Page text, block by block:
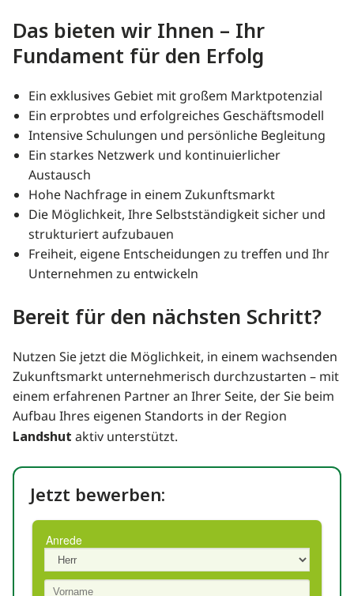
Das bieten wir Ihnen – Ihr
Fundament für den Erfolg
Ein exklusives Gebiet mit großem Marktpotenzial
Ein erprobtes und erfolgreiches Geschäftsmodell
Intensive Schulungen und persönliche Begleitung
Ein starkes Netzwerk und kontinuierlicher
Austausch
Hohe Nachfrage in einem Zukunftsmarkt
Die Möglichkeit, Ihre Selbstständigkeit sicher und
strukturiert aufzubauen
Freiheit, eigene Entscheidungen zu treffen und Ihr
Unternehmen zu entwickeln
Bereit für den nächsten Schritt?
Nutzen Sie jetzt die Möglichkeit, in einem wachsenden
Zukunftsmarkt unternehmerisch durchzustarten – mit
einem erfahrenen Partner an Ihrer Seite, der Sie beim
Aufbau Ihres eigenen Standorts in der Region
Landshut aktiv unterstützt.
Jetzt bewerben: